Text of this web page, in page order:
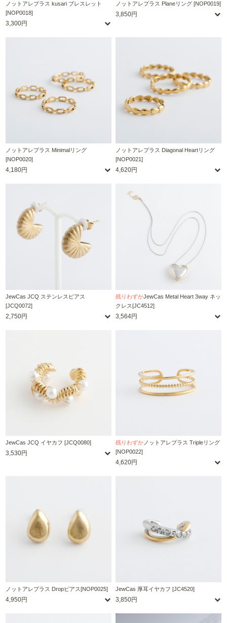
ノットアレプラス kusari ブレスレット
[NOP0018]
3,300円
ノットアレプラス Planeリング [NOP0019]
3,850円
ノットアレプラス Minimalリング
[NOP0020]
4,180円
ノットアレプラス Diagonal Heartリング
[NOP0021]
4,620円
JewCas JCQ ステンレスピアス
[JCQ0072]
2,750円
残りわずかJewCas Metal Heart 3way ネッ
クレス[JC4512]
3,564円
JewCas JCQ イヤカフ [JCQ0080]
3,530円
残りわずか ノットアレプラス Tripleリング
[NOP0022]
4,620円
ノットアレプラス Dropピアス[NOP0025]
4,950円
JewCas 厚耳イヤカフ [JC4520]
3,850円